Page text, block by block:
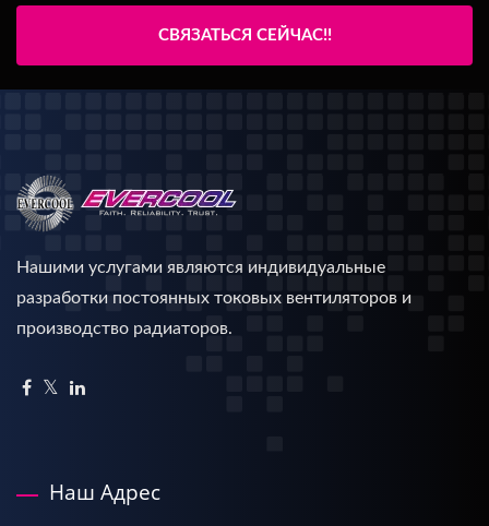
СВЯЗАТЬСЯ СЕЙЧАС!!
Нашими услугами являются индивидуальные
разработки постоянных токовых вентиляторов и
производство радиаторов.
Наш Адрес